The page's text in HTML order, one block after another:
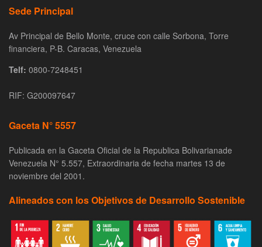
Sede Principal
Av Principal de Bello Monte, cruce con calle Sorbona, Torre
financiera, P-B. Caracas, Venezuela
Telf: 0800-7248451
RIF: G200097647
Gaceta N° 5557
Publicada en la Gaceta Oficial de la Republica Bolivarianade
Venezuela N° 5.557, Extraordinaria de fecha martes 13 de
noviembre del 2001.
Alineados con los Objetivos de Desarrollo Sostenible